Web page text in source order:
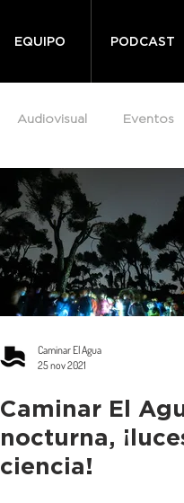
EQUIPO PODCAST
Audiovisual Eventos
Caminar El Agua
25 nov 2021
Caminar El
nocturna,
ciencia!